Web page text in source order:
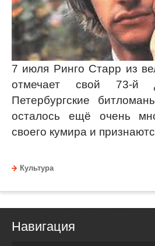
7 июля Ринго Старр из
отмечает свой 73-й
Петербургские
осталось ещё очень
своего кумира и
Культура
Навигация